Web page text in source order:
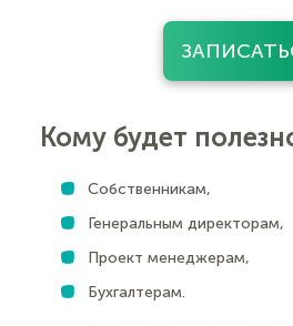
Кому будет
Собственникам,
Генеральным директорам,
Проект менеджерам,
Бухгалтерам.